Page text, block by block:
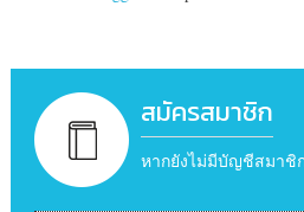
สมัครสมาชิก
หากยังไม่มีบัญชีสมาชิ